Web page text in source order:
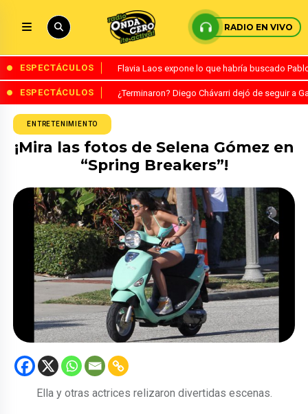
RADIO EN VIVO
ESPECTÁCULOS Flavia Laos expone lo que habría buscado
ESPECTÁCULOS ¿Terminaron? Diego Chávarri dejó de seguir a
ENTRETENIMIENTO
¡Mira las fotos de Selena Gómez en
“Spring Breakers”!
Ella y otras actrices relizaron divertidas escenas.